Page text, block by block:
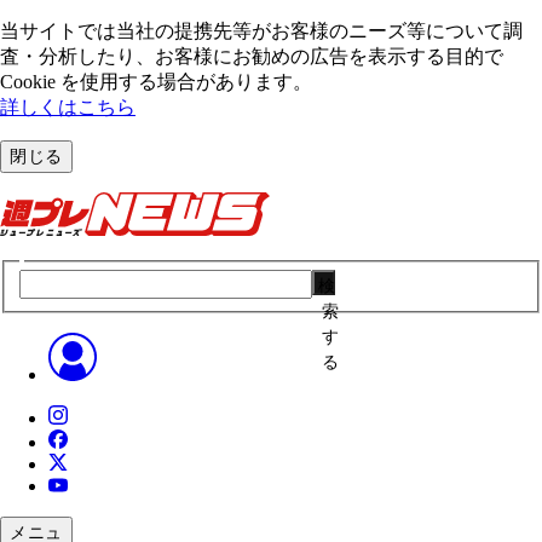
当サイトでは当社の提携先等がお客様のニーズ等について調
査・分析したり、お客様にお勧めの広告を表⽰する⽬的で
Cookie を使⽤する場合があります。
詳しくはこちら
閉じる
索
す
る
メニュ